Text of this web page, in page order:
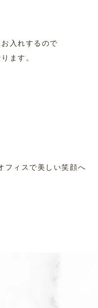
入れするので
ます。
フィスで美しい笑顔へ